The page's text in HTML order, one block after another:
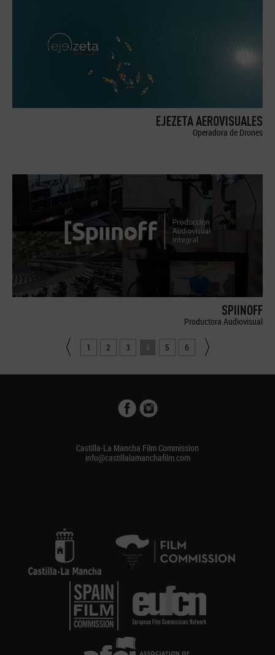
EJEZETA AEROVISUALES
Operadora de Drones
SPIINOFF
Productora Audiovisual
1 2 3 4 5 6
Castilla-La Mancha Film Commission
info@castillalamanchafilm.com